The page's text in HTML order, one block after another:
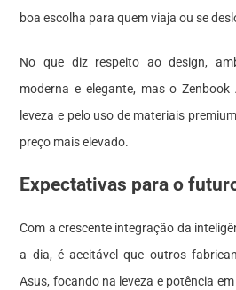
boa escolha para quem viaja ou se
No que diz respeito ao design,
moderna e elegante, mas o
leveza e pelo uso de materiais
preço mais elevado.
Expectativas para o
Com a crescente integração da
a dia, é aceitável que outros
Asus, focando na leveza e potência